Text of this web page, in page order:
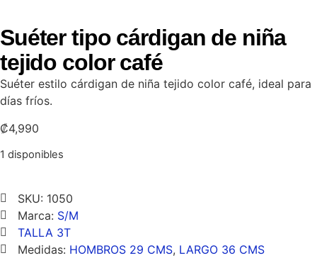
Suéter tipo cárdigan de niña
tejido color café
Suéter estilo cárdigan de niña tejido color café, ideal para
días fríos.
₡4,990
1 disponibles
SKU: 1050
Marca: S/M
TALLA 3T
Medidas: HOMBROS 29 CMS, LARGO 36 CMS